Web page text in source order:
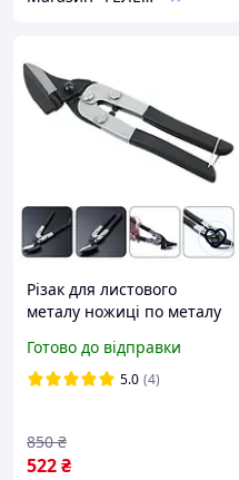
Різак для листового
металу ножиці по металу
листовим металом та
армованим полотном
Готово до відправки
5.0 (4)
522₴
850 ₴